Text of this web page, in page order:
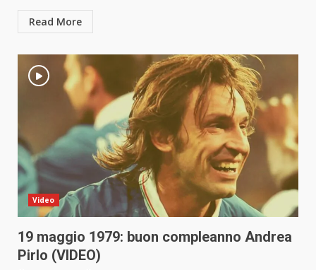
Read More
Video
19 maggio 1979: buon compleanno Andrea
Pirlo (VIDEO)